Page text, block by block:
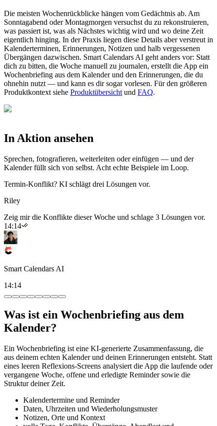
Die meisten Wochenrückblicke hängen vom Gedächtnis ab. Am
Sonntagabend oder Montagmorgen versuchst du zu rekonstruieren,
was passiert ist, was als Nächstes wichtig wird und wo deine Zeit
eigentlich hinging. In der Praxis liegen diese Details aber verstreut in
Kalenderterminen, Erinnerungen, Notizen und halb vergessenen
Übergängen dazwischen. Smart Calendars AI geht anders vor: Statt
dich zu bitten, die Woche manuell zu journalen, erstellt die App ein
Wochenbriefing aus dem Kalender und den Erinnerungen, die du
ohnehin nutzt — und kann es dir sogar vorlesen. Für den größeren
Produktkontext siehe Produktübersicht und FAQ.
In Aktion ansehen
Sprechen, fotografieren, weiterleiten oder einfügen — und der
Kalender füllt sich von selbst. Acht echte Beispiele im Loop.
Termin-Konflikt? KI schlägt drei Lösungen vor.
Riley
Zeig mir die Konflikte dieser Woche und schlage 3 Lösungen vor.
14:14
Smart Calendars AI
14:14
Was ist ein Wochenbriefing aus dem
Kalender?
Ein Wochenbriefing ist eine KI-generierte Zusammenfassung, die
aus deinem echten Kalender und deinen Erinnerungen entsteht. Statt
eines leeren Reflexions-Screens analysiert die App die laufende oder
vergangene Woche, offene und erledigte Reminder sowie die
Struktur deiner Zeit.
Kalendertermine und Reminder
Daten, Uhrzeiten und Wiederholungsmuster
Notizen, Orte und Kontext